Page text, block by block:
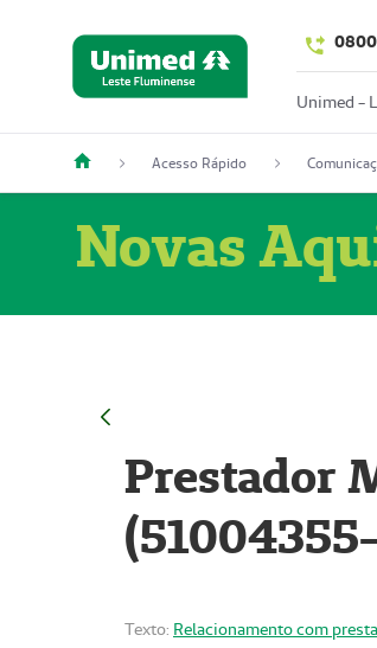
Unimed -
Acesso Rápido
Novas
Prestador
Texto: Relacionamento com